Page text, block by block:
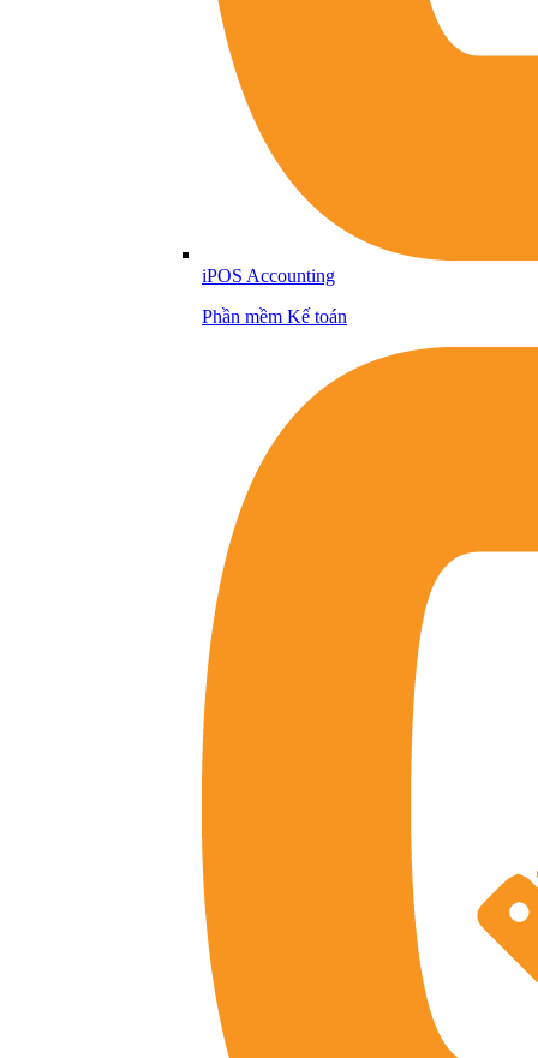
iPOS Accounting
Phần mềm Kế toán